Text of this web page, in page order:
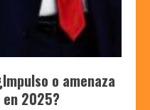
o amenaza
2025?